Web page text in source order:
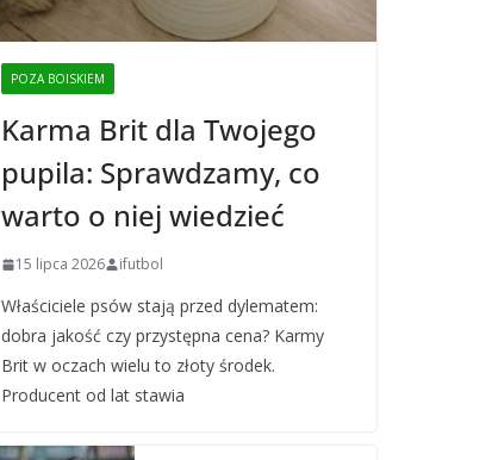
POZA BOISKIEM
Karma Brit dla Twojego
pupila: Sprawdzamy, co
warto o niej wiedzieć
15 lipca 2026 ifutbol
Właściciele psów stają przed dylematem:
dobra jakość czy przystępna cena? Karmy
Brit w oczach wielu to złoty środek.
Producent od lat stawia